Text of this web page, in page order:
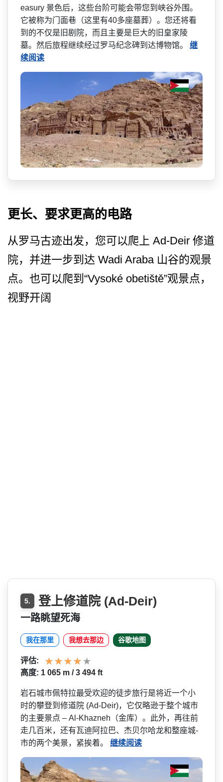
easury 景色后，这些台阶可能会带您­到峡谷外围。
它被称为门面巷（这里有40多座墓葬）­。您还将看
到的不仅是旧剧院，而且主要是巨大的旧皇­家陵
墓。然后旅程继续经过罗马纪念碑到达博物馆。 继
续阅读
更长、要求更高的电路
从罗马古迹出发，您可以爬上 Ad-Deir 修道
院，并进一步到达 Wadi Araba 山谷的观景
点。也可以爬到“Vysoké obetiště”观景点，
视野开阔
5. 登上修道院 (Ad-Deir)
一路眺望死海
我在那里 我想去那边 谷歌地图
评估:
高度: 1 065 m / 3 494 ft
岩石城市佩特拉最受欢迎的徒­步旅行是将近一个小
时的攀登到修道院 (Ad-Deir)，它仅略逊于整个城­市
的主要景点 – Al-Khazneh（金库）。此外，再­往前
走几百米，还有瓦迪阿拉巴、杰贝尔哈龙和整座城­
市的两个美景，紧挨着。 继续阅读